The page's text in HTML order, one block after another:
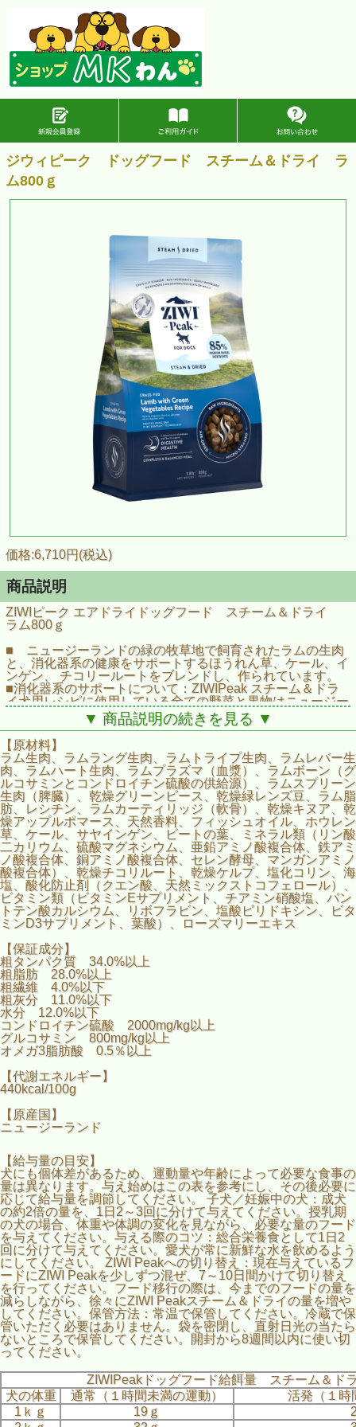
ジウィピーク ドッグフード スチーム＆ドライ ラ
ム800ｇ
価格:6,710円(税込)
商品説明
ZIWIピーク エアドライドッグフード スチーム＆ドライ
ラム800ｇ
■ ニュージーランドの緑の牧草地で飼育されたラムの⽣⾁
と、消化器系の健康をサポートするほうれん草、ケール、イ
ンゲン、 チコリールートをブレンドし、作られています。
■消化器系のサポートについて：ZIWIPeak スチーム＆ドラ
イ犬用レシピに使⽤している全ての野菜と果物はニュージー
ランド の地元サプライヤーから調達しています。 特にチコ
リールートは腸内の善⽟菌の成⻑をサポートする天然のプレ
バイオティクスであ るイヌリンの供給源です。 消化管が善
⽟菌で満たされると栄養素がすぐに吸収され、体全体に⾏き
渡ります。
▼ 商品説明の続きを見る ▼
【原材料】
ラム生肉、ラムラング生肉、ラムトライプ生肉、ラムレバー生
肉、ラムハート生肉、ラムプラズマ（血漿）、ラムボーン（グ
ルコサミンとコンドロイチン硫酸の供給源）、ラムスプリーン
生肉（脾臓）、乾燥グリーンピース、乾燥緑レンズ豆、ラム脂
肪、レシチン、ラムカーティリッジ（軟骨）、乾燥キヌア、乾
燥アップルポマース、天然香料、フィッシュオイル、ホウレン
草、ケール、サヤインゲン、ビートの葉、ミネラル類（リン酸
二カリウム、硫酸マグネシウム、亜鉛アミノ酸複合体、鉄アミ
ノ酸複合体、銅アミノ酸複合体、セレン酵母、マンガンアミノ
酸複合体）、乾燥チコリルート、乾燥ケルプ、塩化コリン、海
塩、酸化防止剤（クエン酸、天然ミックストコフェロール）、
ビタミン類（ビタミンEサプリメント、チアミン硝酸塩、パン
トテン酸カルシウム、リボフラビン、塩酸ピリドキシン、ビタ
ミンD3サプリメント、葉酸）、ローズマリーエキス
【保証成分】
粗タンパク質 34.0%以上
粗脂肪 28.0%以上
粗繊維 4.0%以下
粗灰分 11.0%以下
水分 12.0%以下
コンドロイチン硫酸 2000mg/kg以上
グルコサミン 800mg/kg以上
オメガ3脂肪酸 0.5％以上
【代謝エネルギー】
440kcal/100g
【原産国】
ニュージーランド
【給与量の目安】
犬にも個体差があるため、運動量や年齢によって必要な食事の
量は異なります。与え始めはこの表を参考にし、その後必要に
応じて給与量を調節してください。 子犬／妊娠中の犬：成犬
の約2倍の量を、1日2～3回に分けて与えてください。授乳期
の犬の場合、体重や体調の変化を見ながら、必要な量のフード
を与えてください。与える際のコツ：総合栄養食として1日2
回に分けて与えてください。愛犬が常に新鮮な水を飲めるよう
にしてください。 ZIWI Peakへの切り替え：現在与えているフ
ードにZIWI Peakを少しずつ混ぜ、7～10日間かけて切り替え
を行ってください。フード移行の際は、今までのフードの量を
減らしながら、徐々にZIWI Peakスチーム＆ドライの量を増や
してください。保管方法：常温で保管してください。冷蔵で保
管いただく必要はありません。袋を密閉し、直射日光の当たら
ないところで保管してください。開封から8週間以内に使い切
ってください。
ZIWIPeakドッグフード給餌量 スチーム＆ド
犬の体重
通常（１時間未満の運動）
活発（１時
1ｋｇ
19ｇ